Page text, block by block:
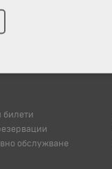
билети
обслужване